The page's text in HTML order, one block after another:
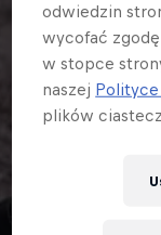
odwiedzin
wycofać
w stopce
naszej
plików